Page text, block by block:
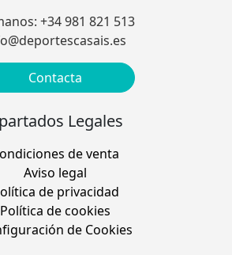
+34 981 821 513
Contacta
Legales
de venta
Aviso legal
de privacidad
Política de cookies
de Cookies